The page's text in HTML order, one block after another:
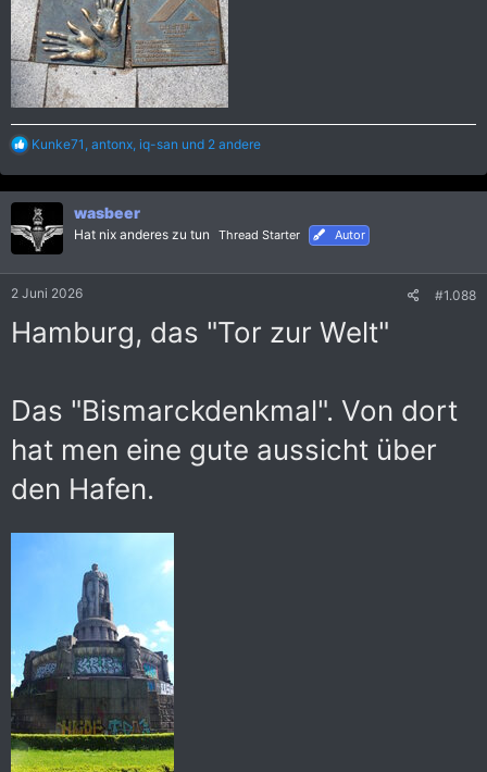
R
a
k
t
i
o
n
Kunke71 , antonx, iq-san und 2 andere
wasbeer
Hat nix anderes zu tun Thread Starter Autor
2 Juni 2026 #1.088
Hamburg, das "Tor zur Welt"
Das "Bismarckdenkmal". Von dort
hat men eine gute aussicht über
den Hafen.